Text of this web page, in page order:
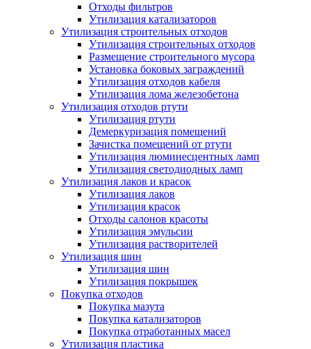
Отходы фильтров
Утилизация катализаторов
Утилизация строительных отходов
Утилизация строительных отходов
Размещение строительного мусора
Установка боковых заграждений
Утилизация отходов кабеля
Утилизация лома железобетона
Утилизация отходов ртути
Утилизация ртути
Демеркуризация помещений
Зачистка помещений от ртути
Утилизация люминесцентных ламп
Утилизация светодиодных ламп
Утилизация лаков и красок
Утилизация лаков
Утилизация красок
Отходы салонов красоты
Утилизация эмульсии
Утилизация растворителей
Утилизация шин
Утилизация шин
Утилизация покрышек
Покупка отходов
Покупка мазута
Покупка катализаторов
Покупка отработанных масел
Утилизация пластика